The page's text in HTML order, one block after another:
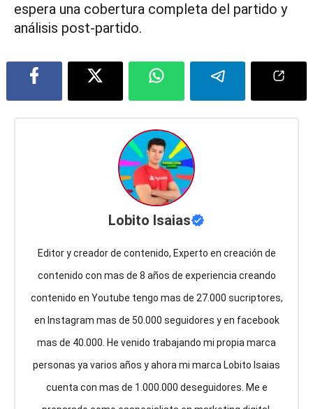
espera una cobertura completa del partido y
análisis post-partido.
Lobito Isaias
Editor y creador de contenido, Experto en creación de
contenido con mas de 8 años de experiencia creando
contenido en Youtube tengo mas de 27.000 sucriptores,
en Instagram mas de 50.000 seguidores y en facebook
mas de 40.000. He venido trabajando mi propia marca
personas ya varios años y ahora mi marca Lobito Isaias
cuenta con mas de 1.000.000 deseguidores. Me e